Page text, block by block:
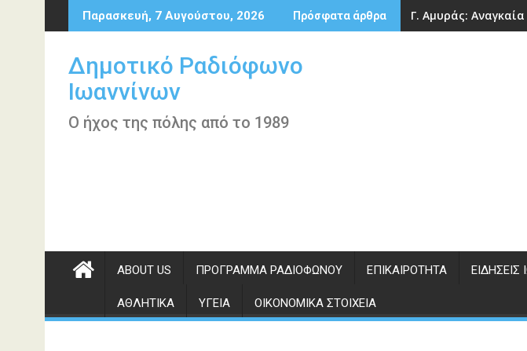
Περάστε
στο
Παρασκευή, 7 Αυγούστου, 2026 Πρόσφατα άρθρα Γ. Αμυράς:
Δημοτικό Ραδιόφωνο
Ιωαννίνων
Ο ήχος της πόλης από το 1989
ABOUT US ΠΡΌΓΡΑΜΜΑ ΡΑΔΙΟΦΏΝΟΥ ΕΠΙΚΑΙΡΌΤΗΤΑ ΕΙΔΉΣΕΙΣ
ΑΘΛΗΤΙΚΆ ΥΓΕΊΑ ΟΙΚΟΝΟΜΙΚΆ ΣΤΟΙΧΕΊΑ